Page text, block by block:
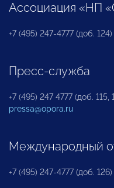
Ассоциация «НП
+7 (495) 247-4777 (доб. 124)
Пресс-служба
+7 (495) 247 4777 (доб. 115,
pressa@opora.ru
Международный
+7 (495) 247-4777 (доб. 126)